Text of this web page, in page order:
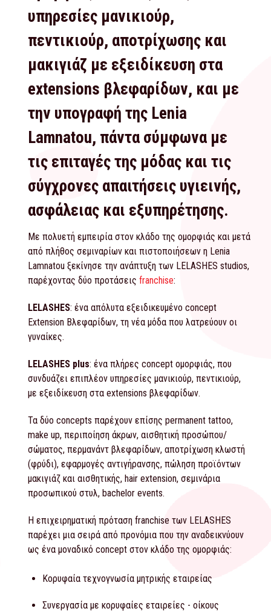
υπηρεσίες μανικιούρ,
πεντικιούρ, αποτρίχωσης και
μακιγιάζ με εξειδίκευση στα
extensions βλεφαρίδων, και με
την υπογραφή της Lenia
Lamnatou, πάντα σύμφωνα με
τις επιταγές της μόδας και τις
σύγχρονες απαιτήσεις υγιεινής,
ασφάλειας και εξυπηρέτησης.
Με πολυετή εμπειρία στον κλάδο της ομορφιάς και μετά
από πλήθος σεμιναρίων και πιστοποιήσεων η Lenia
Lamnatou ξεκίνησε την ανάπτυξη των LELASHES studios,
παρέχοντας δύο προτάσεις franchise:
LELASHES: ένα απόλυτα εξειδικευμένο concept
Extension Βλεφαρίδων, τη νέα μόδα που λατρεύουν οι
γυναίκες.
LELASHES plus: ένα πλήρες concept ομορφιάς, που
συνδυάζει επιπλέον υπηρεσίες μανικιούρ, πεντικιούρ,
με εξειδίκευση στα extensions βλεφαρίδων.
Τα δύο concepts παρέχουν επίσης permanent tattoo,
make up, περιποίηση άκρων, αισθητική προσώπου/
σώματος, περμανάντ βλεφαρίδων, αποτρίχωση κλωστή
(φρύδι), εφαρμογές αντιγήρανσης, πώληση προϊόντων
μακιγιάζ και αισθητικής, hair extension, σεμινάρια
προσωπικού στυλ, bachelor events.
Η επιχειρηματική πρόταση franchise των LELASHES
παρέχει μια σειρά από προνόμια που την αναδεικνύουν
ως ένα μοναδικό concept στον κλάδο της ομορφιάς:
Κορυφαία τεχνογνωσία μητρικής εταιρείας
Συνεργασία με κορυφαίες εταιρείες - οίκους